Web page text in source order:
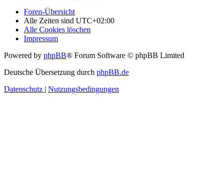
Foren-Übersicht
Alle Zeiten sind UTC+02:00
Alle Cookies löschen
Impressum
Powered by phpBB® Forum Software © phpBB Limited
Deutsche Übersetzung durch phpBB.de
Datenschutz
Nutzungsbedingungen